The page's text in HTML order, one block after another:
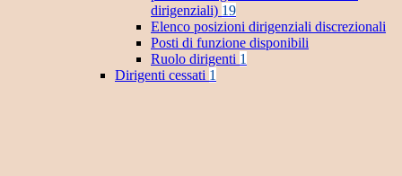
dirigenziali) 19
Elenco posizioni dirigenziali discrezionali
Posti di funzione disponibili
Ruolo dirigenti 1
Dirigenti cessati 1